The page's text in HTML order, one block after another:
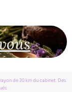
de 30 km du cabinet. Des